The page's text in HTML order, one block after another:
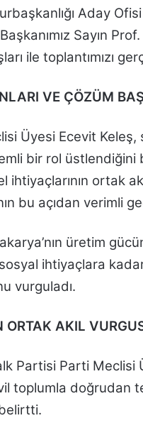
Aday
Sayın
ile toplantımızı
VE ÇÖZÜM
Üyesi Ecevit Keleş,
bir rol üstlendiğini
ihtiyaçlarının ortak
bu açıdan verimli
üretim
ihtiyaçlara
vurguladı.
ORTAK AKIL
Partisi Parti Meclisi
toplumla doğrudan